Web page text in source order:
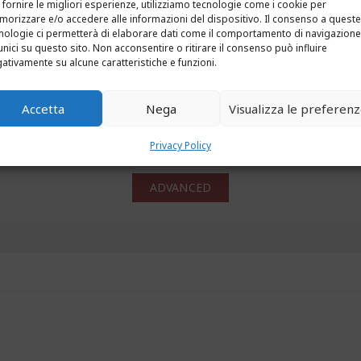
fornire le migliori esperienze, utilizziamo tecnologie come i cookie per
e/o accedere alle informazioni del dispositivo. Il consenso a queste
ci permetterà di elaborare dati come il comportamento di
su questo sito. Non acconsentire o ritirare il consenso può influire
su alcune caratteristiche e funzioni.
Accetta Nega Visualizza le
Privacy Policy
CERCA IL TUO PROSSIMO IMMOBILE
ADVANCED